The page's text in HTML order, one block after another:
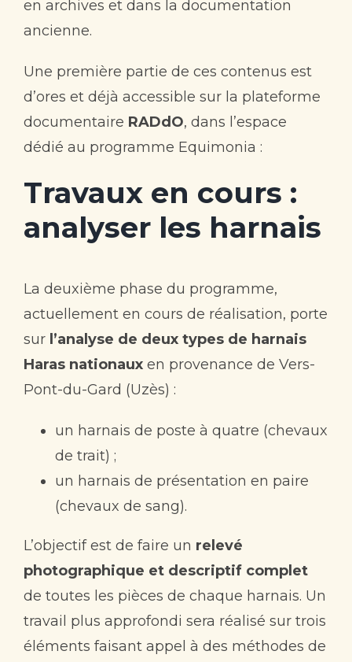
en archives et dans la documentation
ancienne.
Une première partie de ces contenus est
d’ores et déjà accessible sur la plateforme
documentaire RADdO, dans l’espace
dédié au programme Equimonia :
Travaux en cours :
analyser les harnais
La deuxième phase du programme,
actuellement en cours de réalisation, porte
sur l’analyse de deux types de harnais
Haras nationauxen provenance de Vers-
Pont-du-Gard (Uzès) :
un harnais de poste à quatre (chevaux
de trait) ;
un harnais de présentation en paire
(chevaux de sang).
L’objectif est de faire un relevé
photographique et descriptif complet
de toutes les pièces de chaque harnais. Un
travail plus approfondi sera réalisé sur trois
éléments faisant appel à des méthodes de